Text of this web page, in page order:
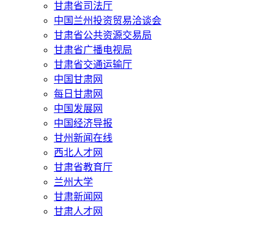
甘肃省司法厅
中国兰州投资贸易洽谈会
甘肃省公共资源交易局
甘肃省广播电视局
甘肃省交通运输厅
中国甘肃网
每日甘肃网
中国发展网
中国经济导报
甘州新闻在线
西北人才网
甘肃省教育厅
兰州大学
甘肃新闻网
甘肃人才网